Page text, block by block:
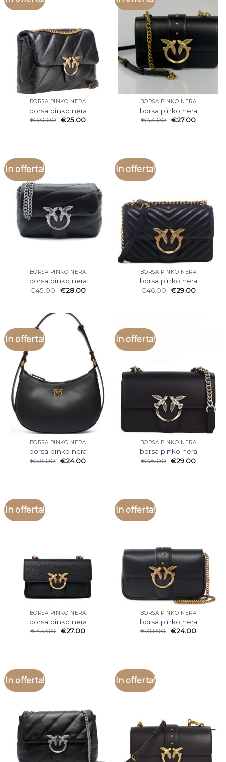
BORSA PINKO NERA
borsa pinko nera
€40.00 €25.00
BORSA PINKO NERA
borsa pinko nera
€43.00 €27.00
In offerta!
BORSA PINKO NERA
borsa pinko nera
€45.00 €28.00
In offerta!
BORSA PINKO NERA
borsa pinko nera
€46.00 €29.00
In offerta!
BORSA PINKO NERA
borsa pinko nera
€38.00 €24.00
In offerta!
BORSA PINKO NERA
borsa pinko nera
€46.00 €29.00
In offerta!
BORSA PINKO NERA
borsa pinko nera
€43.00 €27.00
In offerta!
BORSA PINKO NERA
borsa pinko nera
€38.00 €24.00
In offerta! In offerta!